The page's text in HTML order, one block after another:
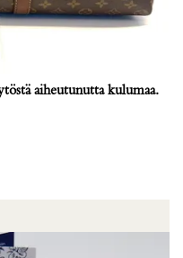
aiheutunutta kulumaa.